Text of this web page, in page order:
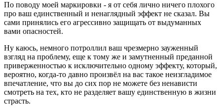
По поводу моей маркировки - я от себя лично ничего плохого
про ваш единственный и ненаглядный эффект не сказал. Вы
сами принялись его агрессивно защищать от выдуманных
вами опасностей.
Ну каюсь, немного потроллил ваш чрезмерно зауженный
взгляд на проблему, еще к тому же и замутненный преданной
приверженностью к исключительно одному эффекту, который,
вероятно, когда-то давно произвёл на вас такое неизгладимое
впечатление, что вы до сих пор не можете без ненависти
смотреть на тех, кто не разделяет вашу единственную в жизни
страсть.